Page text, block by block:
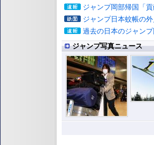
ジャンプ岡部帰国「貢
ジャンプ日本蚊帳の
過去の日本のジャン
ジャンプ写真ニュース